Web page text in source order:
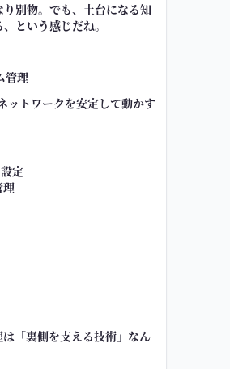
別物。でも、土台になる知
という感じだね。
管理
ットワークを安定して動かす
定
理
「裏側を支える技術」なん